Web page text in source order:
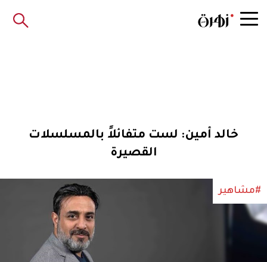
خالد أمين: لست متفائلاً بالمسلسلات
القصيرة
#مشاهير